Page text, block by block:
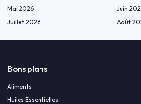
Mai 2026
Juin
Juillet 2026
Août
Bons plans
Aliments
Huiles Essentielles